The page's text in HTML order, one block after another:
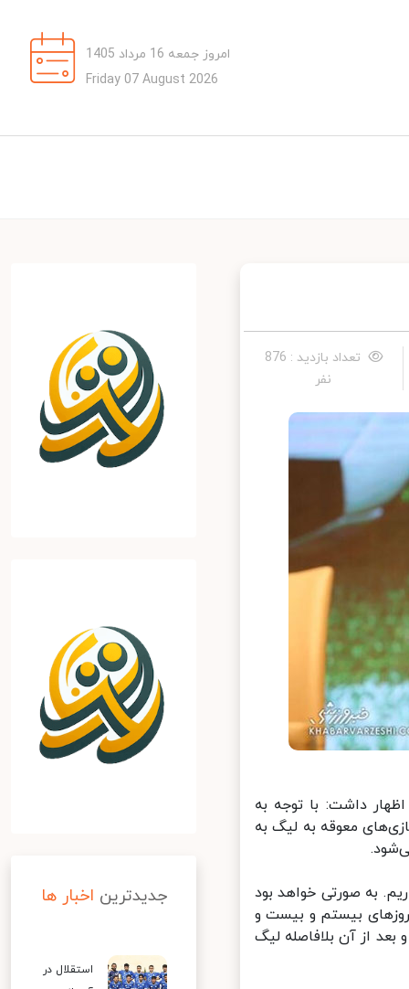
امروز جمعه 16 مرداد 1405
Friday 07 August 2026
تعداد بازدید : 876
نفر
داشت: با توجه به
معوقه به لیگ به
به صورتی خواهد بود
بیستم و بیست و
از آن بلافاصله لیگ
جدیدترین اخبار ها
استقلال در